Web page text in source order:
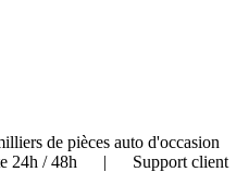
de pièces auto d'occasion
24h / 48h | Support client